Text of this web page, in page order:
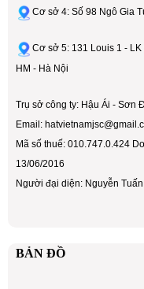
Cơ sở 4: Số 98 Ngô Gia
Cơ sở 5: 131 Louis 1 -
HM - Hà Nội
Trụ sở công ty: Hậu Ái - Sơn
Email:
Mã số thuế: 010.747.0.424
13/06/2016
Người đại diện: Nguyễn Tuấn
BẢN ĐỒ